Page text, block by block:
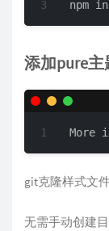
npm
添加pure主
More
git克隆样式文
无需手动创建